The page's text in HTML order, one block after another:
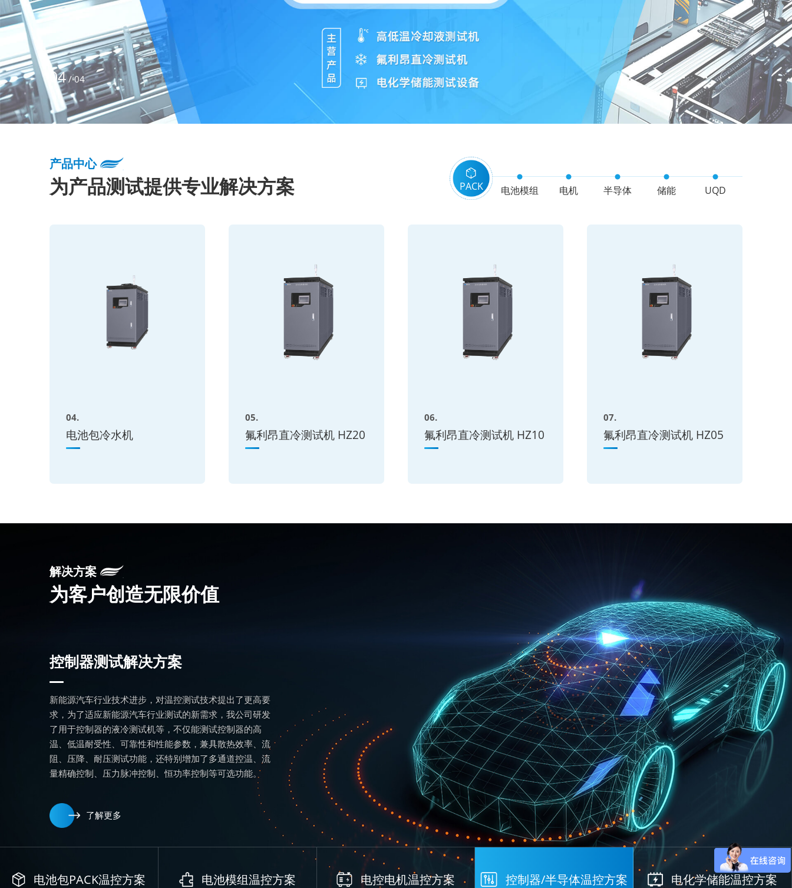
04/04
产品中心
为产品测试提供专业解决方案 PACK 电池模组 电机 半导体 储能 UQD
04.
电池包冷水机
05.
氟利昂直冷测试机 HZ20
06.
氟利昂直冷测试机 HZ10
07.
氟利昂直冷测试机 HZ05
解决方案
为客户创造无限价值
控制器测试解决方案
新能源汽车行业技术进步，对温控测试技术提出了更高要
求，为了适应新能源汽车行业测试的新需求，我公司研发
了用于控制器的液冷测试机等，不仅能测试控制器的高
温、低温耐受性、可靠性和性能参数，兼具散热效率、流
阻、压降、耐压测试功能，还特别增加了多通道控温、流
量精确控制、压力脉冲控制、恒功率控制等可选功能。
了解更多
电池包PACK温控方案 电池模组温控方案 电控电机温控方案 控制器/半导体温控方案 电化学储能温控方案